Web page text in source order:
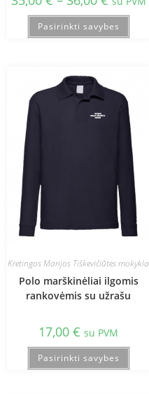
Pasirinkti savybes
Kretingos Marijos Tiškevičiūtės mokykla
Polo marškinėliai ilgomis
rankovėmis su užrašu
17,00 € su PVM
Pasirinkti savybes